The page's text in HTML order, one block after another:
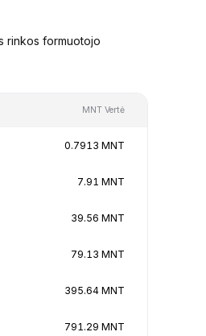
rinkos formuotojo
MNT Vertė
0.7913 MNT
7.91 MNT
39.56 MNT
79.13 MNT
395.64 MNT
791.29 MNT